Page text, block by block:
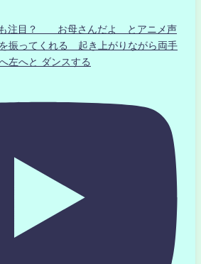
も注目？ お母さんだよ とアニメ声
振ってくれる 起き上がりながら両手
左へと ダンスする